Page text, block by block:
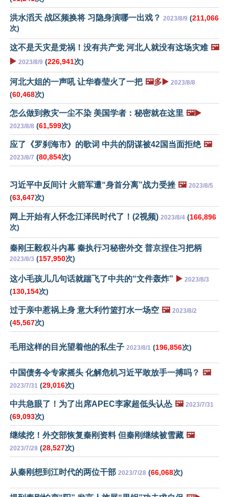
洪水滔天 战区频换将 习隐身演哪一出戏？ 2023/8/9 (211,066
次)
这不是天灾是党祸！没有共产党 河北人就没有这场灾难 🖼️
▶️ 2023/8/9 (226,941次)
河北大姐的一声吼 让华春莹火了一把 🖼️多▶️ 2023/8/8
(60,468次)
怎么做到救灾一尘不染 美国学者：秘密就在这里 🖼️▶️
2023/8/8 (61,599次)
应了《罗刹海市》的歌词 中共的阴谋被42国当面拒绝 🖼️
2023/8/7 (80,854次)
习近平中反间计 火箭军遭“身首分离”战力受挫 🖼️ 2023/8/5
(63,647次)
网上开始有人怀念江泽民时代了！(2视频) 2023/8/4 (166,896
次)
秦刚王毅权斗内幕 秦执行习秘密外交 普京捏住习把柄
2023/8/3 (157,950次)
这小毛孩儿几句话就踹飞了中共的“文件轰炸” ▶️ 2023/8/3
(130,154次)
过于亲中惹祸上身 意大利竹篮打水一场空 🖼️ 2023/8/2
(45,567次)
毛用这样的目光望着他的私生子 2023/8/1 (196,856次)
中国债务令专家摇头 化解危机习近平敢放手一搏吗？ 🖼️
2023/7/31 (29,016次)
中共急眼了！为了出席APEC李家超低头认怂 🖼️ 2023/7/31
(69,093次)
继续挖！外交部恢复秦刚资料 但秦刚继续被雪藏 🖼️
2023/7/28 (28,527次)
从秦刚想到江时代的两位干部 2023/7/28 (66,068次)